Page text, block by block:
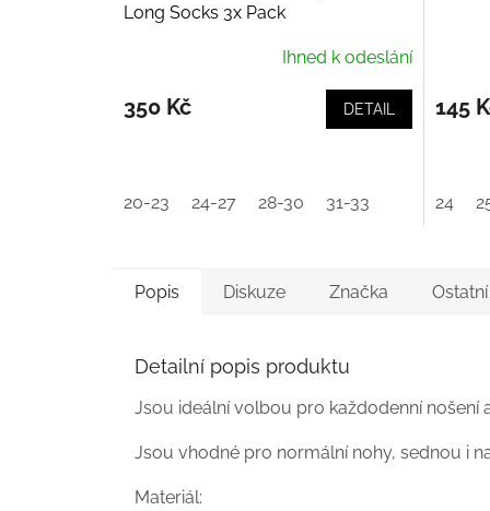
Long Socks 3x Pack
Ihned k odeslání
350 Kč DETAIL
20-23 24-27 28-30 31-33
145
24
Popis Diskuze Značka
Detailní popis produktu
Jsou ideální volbou pro každodenní nošení
Jsou vhodné pro normální nohy, sednou i
Materiál: